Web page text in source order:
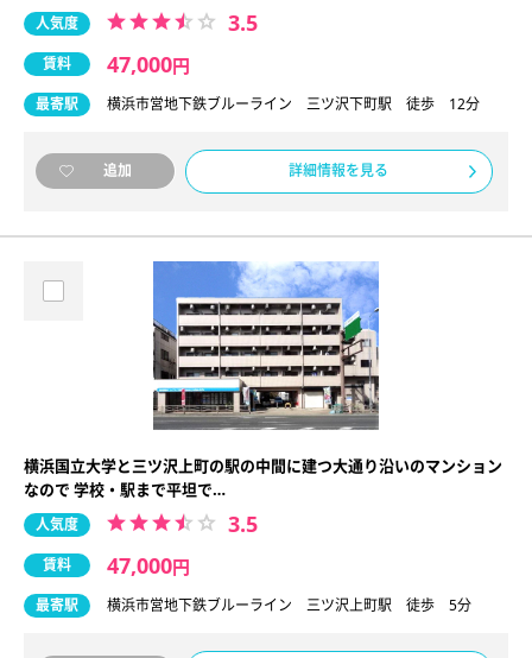
人気度 3.5
賃料 47,000円
最寄駅 横浜市営地下鉄ブルーライン 三ツ沢下町駅 徒歩 12分
追加 詳細情報を見る
横浜国立大学と三ツ沢上町の駅の中間に建つ大通り沿いのマンション
なので 学校・駅まで平坦で…
人気度 3.5
賃料 47,000円
最寄駅 横浜市営地下鉄ブルーライン 三ツ沢上町駅 徒歩 5分